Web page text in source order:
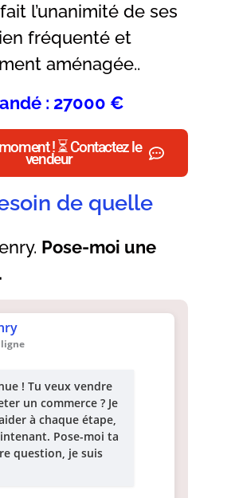
l’unanimité de ses
fréquenté et
aménagée..
: 27000 €
! ⏳ Contactez le
vendeur
ligne
! Tu veux vendre
un commerce ? Je
à chaque étape,
Pose-moi ta
question, je suis
Pose-moi une
de quelle